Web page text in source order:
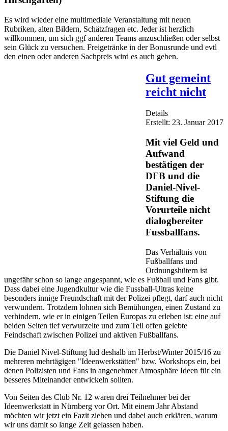
Es wird wieder eine multimediale Veranstaltung mit neuen
Rubriken, alten Bildern, Schätzfragen etc. Jeder ist herzlich
willkommen, um sich ggf anderen Teams anzuschließen oder selbst
sein Glück zu versuchen. Freigetränke in der Bonusrunde und evtl
den einen oder anderen Sachpreis wird es auch geben.
Gut gemeint
reicht nicht
Details
Erstellt: 23. Januar 2017
Mit viel Geld und
Aufwand
bestätigen der
DFB und die
Daniel-Nivel-
Stiftung die
Vorurteile nicht
dialogbereiter
Fussballfans.
Das Verhältnis von
Fußballfans und
Ordnungshütern ist
ungefähr schon so lange angespannt, wie es Fußball und Fans gibt.
Dass dabei eine Jugendkultur wie die Fussball-Ultras keine
besonders innige Freundschaft mit der Polizei pflegt, darf auch nicht
verwundern. Trotzdem lohnen sich Bemühungen, einen Zustand zu
verhindern, wie er in einigen Teilen Europas zu erleben ist: eine auf
beiden Seiten tief verwurzelte und zum Teil offen gelebte
Feindschaft zwischen Polizei und aktiven Fußballfans.
Die Daniel Nivel-Stiftung lud deshalb im Herbst/Winter 2015/16 zu
mehreren mehrtägigen "Ideenwerkstätten" bzw. Workshops ein, bei
denen Polizisten und Fans in angenehmer Atmosphäre Ideen für ein
besseres Miteinander entwickeln sollten.
Von Seiten des Club Nr. 12 waren drei Teilnehmer bei der
Ideenwerkstatt in Nürnberg vor Ort. Mit einem Jahr Abstand
möchten wir jetzt ein Fazit ziehen und dabei auch erklären, warum
wir uns damit so lange Zeit gelassen haben.